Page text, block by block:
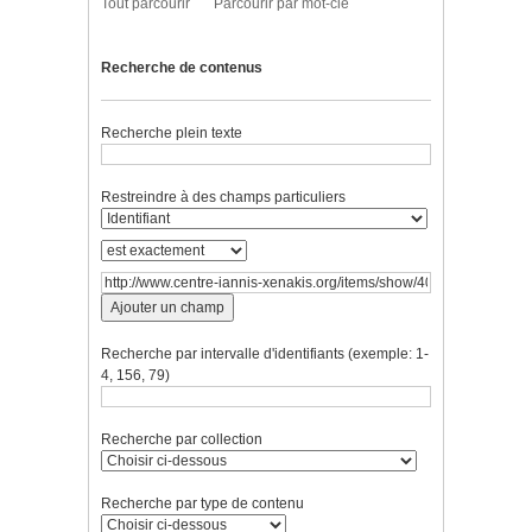
Tout parcourir Parcourir par mot-clé
Recherche de contenus
Recherche plein texte
Restreindre à des champs particuliers
Ajouter un champ
Recherche par intervalle d'identifiants (exemple: 1-
4, 156, 79)
Recherche par collection
Recherche par type de contenu